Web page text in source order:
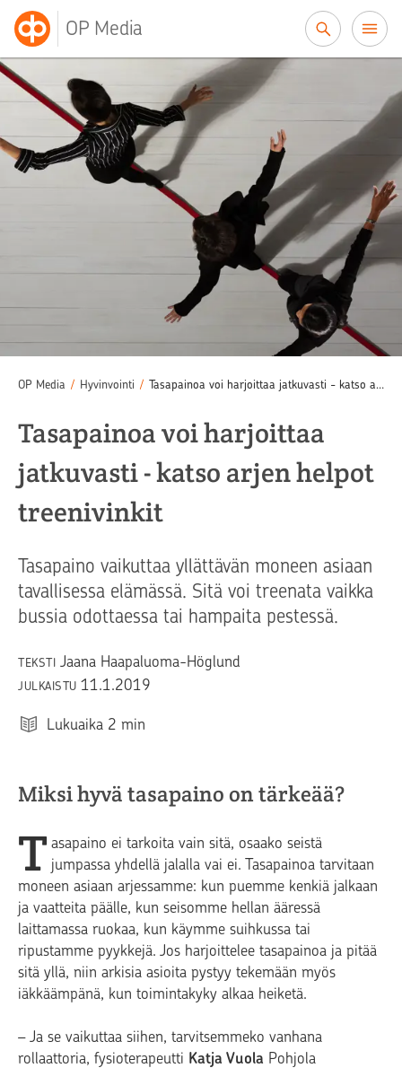
OP Media
OP Media / Hyvinvointi / Tasapainoa voi harjoittaa jatkuvasti - katso arjen helpot treenivinkit
Tasapainoa voi harjoittaa
jatkuvasti - katso arjen helpot
treenivinkit
Tasapaino vaikuttaa yllättävän moneen asiaan
tavallisessa elämässä. Sitä voi treenata vaikka
bussia odottaessa tai hampaita pestessä.
TEKSTI Jaana Haapaluoma-Höglund
JULKAISTU 11.1.2019
Lukuaika 2 min
Miksi hyvä tasapaino on tärkeää?
T asapaino ei tarkoita vain sitä, osaako seistä
jumpassa yhdellä jalalla vai ei. Tasapainoa tarvitaan
moneen asiaan arjessamme: kun puemme kenkiä jalkaan
ja vaatteita päälle, kun seisomme hellan ääressä
laittamassa ruokaa, kun käymme suihkussa tai
ripustamme pyykkejä. Jos harjoittelee tasapainoa ja pitää
sitä yllä, niin arkisia asioita pystyy tekemään myös
iäkkäämpänä, kun toimintakyky alkaa heiketä.
– Ja se vaikuttaa siihen, tarvitsemmeko vanhana
rollaattoria, fysioterapeutti Katja Vuola Pohjola